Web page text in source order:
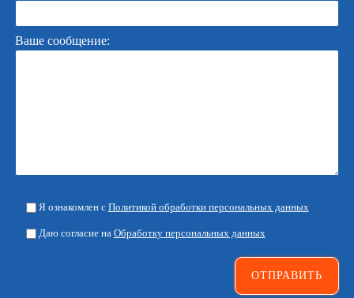
Ваше сообщение:
Я ознакомлен с Политикой обработки персональных данных
Даю согласие на Обработку персональных данных